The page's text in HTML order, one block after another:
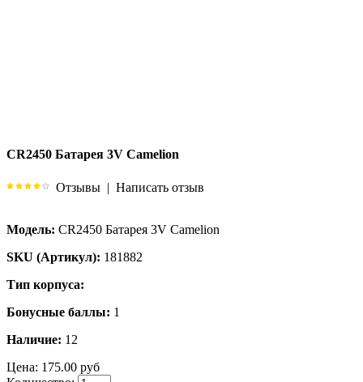
CR2450 Батарея 3V Camelion
Отзывы | Написать отзыв
Модель: CR2450 Батарея 3V Camelion
SKU (Артикул): 181882
Тип корпуса:
Бонусные баллы: 1
Наличие: 12
Цена: 175.00 руб